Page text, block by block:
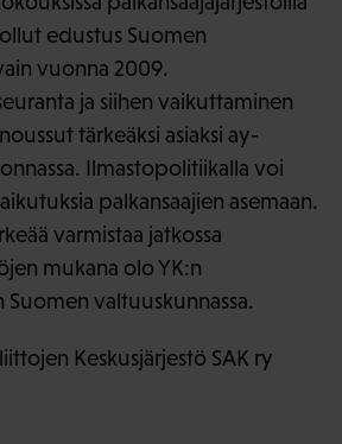
edustus Suomen
vuonna 2009.
ja siihen vaikuttaminen
tärkeäksi asiaksi ay-
Ilmastopolitiikalla voi
palkansaajien asemaan.
varmistaa jatkossa
mukana olo YK:n
valtuuskunnassa.
Keskusjärjestö SAK ry